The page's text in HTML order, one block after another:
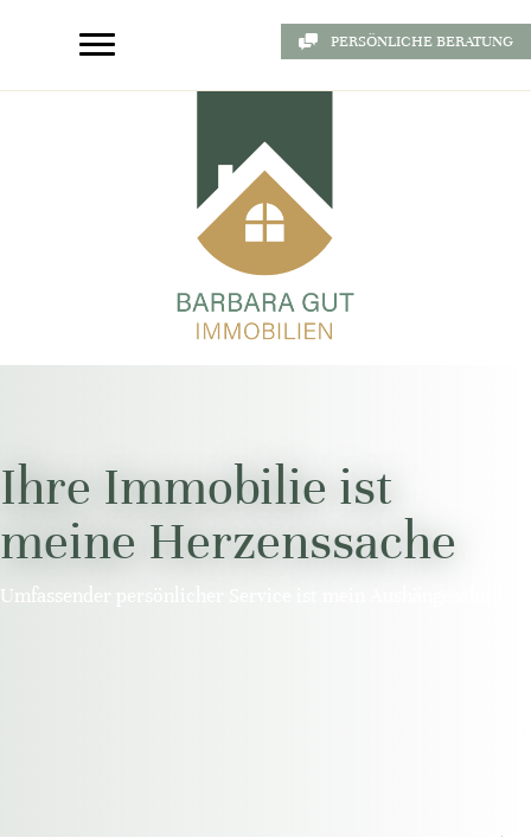
PERSÖNLICHE BERATUNG
Ihre Immobilie ist
meine Herzenssache
Umfassender persönlicher Service ist mein Aushängeschild